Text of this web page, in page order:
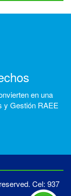
en una
y Gestión RAEE
Cel: 937